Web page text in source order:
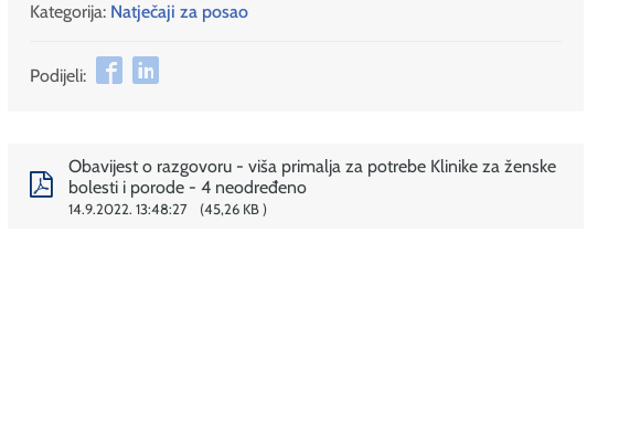
Kategorija: Natječaji za posao
Podijeli:
Obavijest o razgovoru - viša primalja za potrebe Klinike za ženske
bolesti i porode - 4 neodređeno
14.9.2022. 13:48:27 45,26 KB